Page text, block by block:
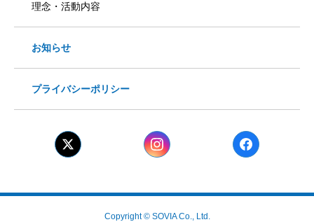
理念・活動内容
お知らせ
プライバシーポリシー
Copyright © SOVIA Co., Ltd.